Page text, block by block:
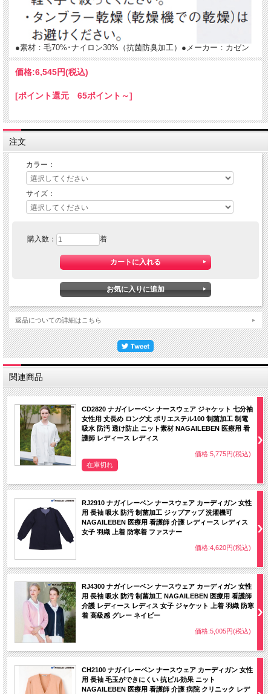
●素材：毛70%･ナイロン30%（抗菌防臭加工）●メーカー：カゼン
価格:6,545円(税込)
[ポイント還元 65ポイント～]
注文
カラー：
サイズ：
購入数： 着
返品についての詳細はこちら
関連商品
CD2820 ナガイレーベン ナースウェア ジャケット 七分袖
女性用 丈長め ロング丈 ポリエステル100 制菌加工 制電
吸水 防汚 透け防止 ニット素材 NAGAILEBEN 医療用 看
護師 レディース レディス
価格:5,775円(税込)
在庫切れ
RJ2910 ナガイレーベン ナースウェア カーディガン 女性
用 長袖 吸水 防汚 制菌加工 ジップアップ 洗濯機可
NAGAILEBEN 医療用 看護師 介護 レディース レディス
女子 羽織 上着 防寒着 ファスナー
価格:4,620円(税込)
RJ4300 ナガイレーベン ナースウェア カーディガン 女性
用 長袖 吸水 防汚 制菌加工 NAGAILEBEN 医療用 看護師
介護 レディース レディス 女子 ジャケット 上着 羽織 防寒
着 高級感 グレー ネイビー
価格:5,005円(税込)
CH2100 ナガイレーベン ナースウェア カーディガン 女性
用 長袖 毛玉ができにくい 抗ピル効果 ニット
NAGAILEBEN 医療用 看護師 介護 病院 クリニック レデ